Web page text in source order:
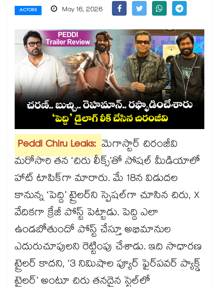
ACTORS May 16, 2026
Peddi Chiru Leaks: మెగాస్టార్ చిరంజీవి
మరోసారి తన ‘చిరు లీక్స్’తో సోషల్ మీడియాలో
హాట్ టాపిక్‌గా మారారు. మే 18న విడుదల
కానున్న ‘పెద్ది’ ట్రైలర్⁭ని స్పెషల్⁬గా చూసిన చిరు, X
వేదికగా క్రేజీ పోస్ట్ పెట్టాడు. పెద్ది ఎలా
ఉండబోతుందో పోస్ట్ చేస్తూ అభిమానుల
ఎదురుచూపులని రెట్టింపు చేశాడు. ఇది సాధారణ
ట్రైలర్ కాదని, ‘3 నిమిషాల ప్యూర్ ఫైర్‌పవర్ ప్యాక్డ్
ట్రైలర్’ అంటూ చిరు తనదైన స్టైల్‌లో